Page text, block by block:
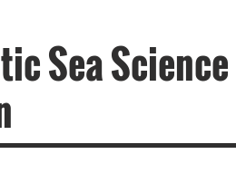
Sea Science